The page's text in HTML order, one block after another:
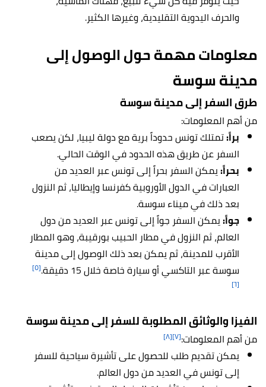
والحرف اليدوية التقليدية، وغيرها الكثير.
معلومات مهمة حول الوصول إلى
مدينة سوسة
طرق السفر إلى مدينة سوسة
من أهم المعلومات:
براً:تمتلك تونس حدوداً برية مع دولة ليبيا، لكن يصعب
السفر عن طريق هذه الحدود في الوقت الحالي.
بحراً:يمكن السفر بحراً إلى تونس عبر العديد من
العبارات في الدول الأوروبية كفرنسا وإيطاليا، ثم النزول
بعد ذلك في ميناء سوسة.
جواً:يمكن السفر جواً إلى تونس عبر العديد من دول
العالم، ثم النزول في مطار الحبيب بورقيبة، وهو المطار
الأقرب للمدينة، ثم يمكن بعد ذلك الوصول إلى مدينة
سوسة عبر التاكسي أو سيارة خاصة خلال 15 دقيقة.
[٥]
[٦]
الفيزا والوثائق المطلوبة للسفر إلى مدينة سوسة
من أهم المعلومات:[٧] [٨]
يمكن تقديم طلب للحصول على تأشيرة سياحية للسفر
إلى تونس في العديد من دول العالم.